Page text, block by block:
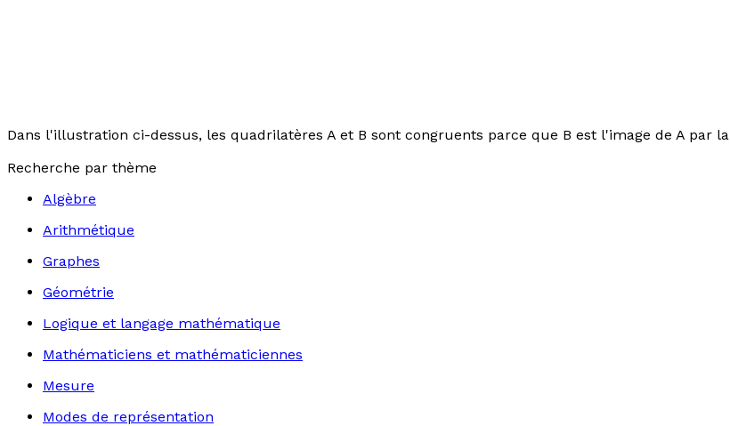
Dans l'illustration ci-dessus, les quadrilatères A et B sont congruents parce que B est l'image de A par la
Recherche par thème
Algèbre
Arithmétique
Graphes
Géométrie
Logique et langage mathématique
Mathématiciens et mathématiciennes
Mesure
Modes de représentation